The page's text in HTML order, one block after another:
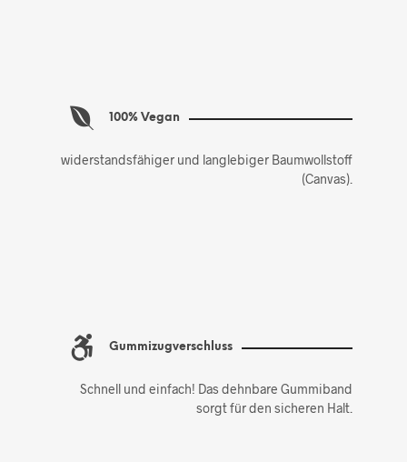
100% Vegan
widerstandsfähiger und langlebiger Baumwollstoff
(Canvas).
Gummizugverschluss
Schnell und einfach! Das dehnbare Gummiband
sorgt für den sicheren Halt.